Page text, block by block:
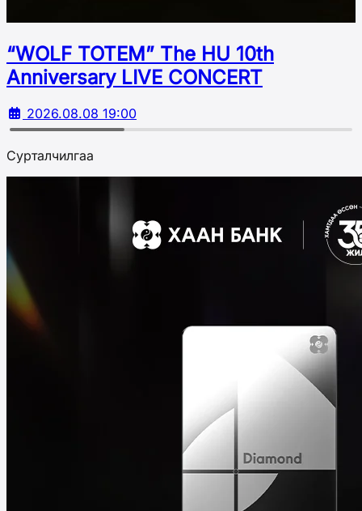
“WOLF TOTEM” The HU 10th
Аnniversary LIVE CONCERT
2026.08.08 19:00
Сурталчилгаа